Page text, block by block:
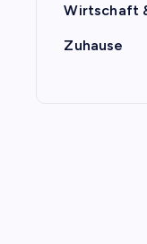
Wirtschaft
Zuhause